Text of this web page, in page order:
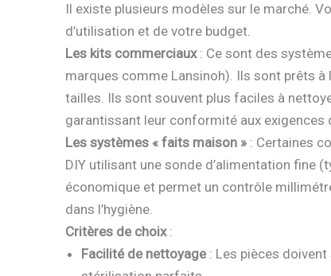
Il existe plusieurs modèles sur le marché.
d’utilisation et de votre budget.
Les kits commerciaux: Ce sont des
marques comme Lansinoh). Ils sont prêts
tailles. Ils sont souvent plus faciles à
garantissant leur conformité aux exigences
Les systèmes « faits maison » : Certaines
DIY utilisant une sonde d’alimentation fine
économique et permet un contrôle
dans l’hygiène.
Critères de choix:
Facilité de nettoyage: Les pièces doivent